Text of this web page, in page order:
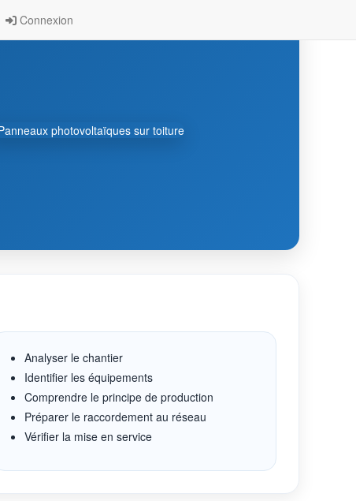
Connexion
Analyser le chantier
Identifier les équipements
Comprendre le principe de production
Préparer le raccordement au réseau
Vérifier la mise en service